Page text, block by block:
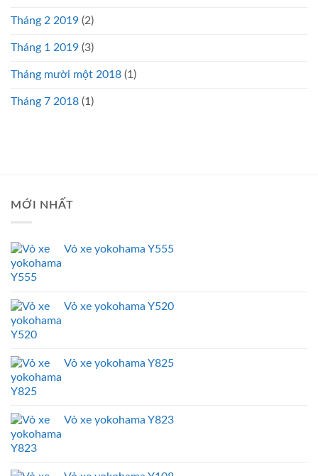
Tháng 2 2019 (2)
Tháng 1 2019 (3)
Tháng mười một 2018 (1)
Tháng 7 2018 (1)
MỚI NHẤT
Vỏ xe yokohama Y555
Vỏ xe yokohama Y520
Vỏ xe yokohama Y825
Vỏ xe yokohama Y823